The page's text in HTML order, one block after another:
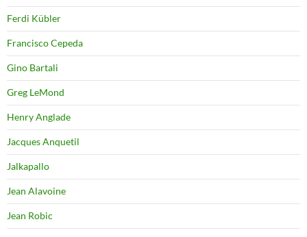
Ferdi Kübler
Francisco Cepeda
Gino Bartali
Greg LeMond
Henry Anglade
Jacques Anquetil
Jalkapallo
Jean Alavoine
Jean Robic